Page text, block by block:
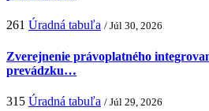
261 Úradná tabuľa / Júl 30, 2026
Zverejnenie právoplatného
prevádzku…
315 Úradná tabuľa / Júl 29, 2026